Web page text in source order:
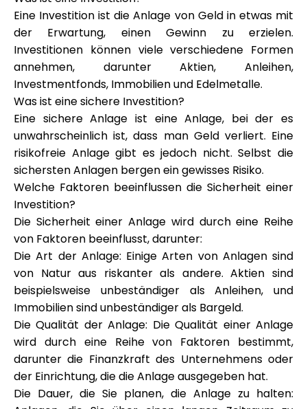
Kontaktieren Sie uns
Hilfe
Finanzierung erhalten
ask@scrambleup.com
+372 712 2955
Eine Investition ist die Anlage von Geld in etwas mit
der Erwartung, einen Gewinn zu erzielen.
Investitionen können viele verschiedene Formen
annehmen, darunter Aktien, Anleihen,
Investmentfonds, Immobilien und Edelmetalle.
Was ist eine sichere Investition?
Eine sichere Anlage ist eine Anlage, bei der es
unwahrscheinlich ist, dass man Geld verliert. Eine
risikofreie Anlage gibt es jedoch nicht. Selbst die
sichersten Anlagen bergen ein gewisses Risiko.
Welche Faktoren beeinflussen die Sicherheit einer
Investition?
Die Sicherheit einer Anlage wird durch eine Reihe
von Faktoren beeinflusst, darunter:
Die Art der Anlage: Einige Arten von Anlagen sind
von Natur aus riskanter als andere. Aktien sind
beispielsweise unbeständiger als Anleihen, und
Immobilien sind unbeständiger als Bargeld.
Die Qualität der Anlage: Die Qualität einer Anlage
wird durch eine Reihe von Faktoren bestimmt,
darunter die Finanzkraft des Unternehmens oder
der Einrichtung, die die Anlage ausgegeben hat.
Die Dauer, die Sie planen, die Anlage zu halten: